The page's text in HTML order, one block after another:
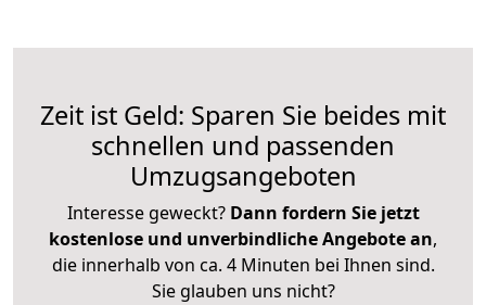
Zeit ist Geld: Sparen Sie beides mit
schnellen und passenden
Umzugsangeboten
Interesse geweckt? Dann fordern Sie jetzt
kostenlose und unverbindliche Angebote an,
die innerhalb von ca. 4 Minuten bei Ihnen sind.
Sie glauben uns nicht?